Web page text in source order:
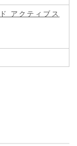
アクティブス